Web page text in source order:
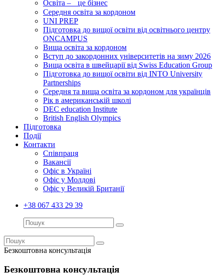
Освіта – це бізнес
Середня освіта за кордоном
UNI PREP
Підготовка до вищої освіти від освітнього центру
ONCAMPUS
Вища освіта за кордоном
Вступ до закордонних університетів на зиму 2026
Вища освіта в швейцарії від Swiss Education Group
Підготовка до вищої освіти від INTO University
Partnerships
Середня та вища освіта за кордоном для українців
Рік в американській школі
DEC education Institute
British English Olympics
Підготовка
Події
Контакти
Співпраця
Вакансії
Офіс в Україні
Офіс у Молдові
Офіс у Великій Британії
+38 067 433 29 39
Безкоштовна консультація
Безкоштовна консультація